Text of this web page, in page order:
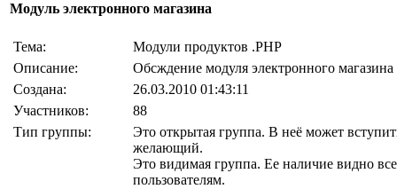
Модуль электронного магазина
Тема:
Модули продуктов .PHP
Описание:
Обсждение модуля электронного магазина
Создана:
26.03.2010 01:43:11
Участников:
88
Тип группы:
Это открытая группа. В неё может
желающий.
Это видимая группа. Ее наличие видно
пользователям.